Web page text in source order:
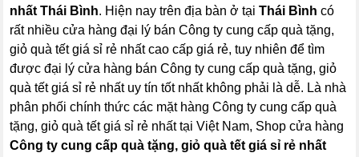
nhất Thái Bình. Hiện nay trên địa bàn ở tạiThái Bình có
rất nhiều cửa hàng đại lý bán Công ty cung cấp quà tặng,
giỏ quà tết giá sỉ rẻ nhất cao cấp giá rẻ, tuy nhiên để tìm
được đại lý cửa hàng bán Công ty cung cấp quà tặng, giỏ
quà tết giá sỉ rẻ nhất uy tín tốt nhất không phải là dễ. Là nhà
phân phối chính thức các mặt hàng Công ty cung cấp quà
tặng, giỏ quà tết giá sỉ rẻ nhất tại Việt Nam, Shop cửa hàng
Công ty cung cấp quà tặng, giỏ quà tết giá sỉ rẻ nhất